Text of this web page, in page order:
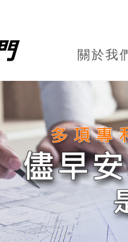
關於我